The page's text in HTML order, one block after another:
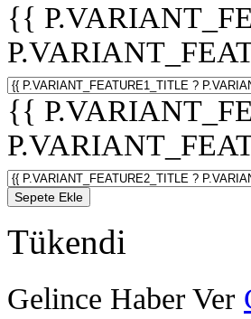
{{
{{
Sepete Ekle
Tükendi
Gelince Haber Ver